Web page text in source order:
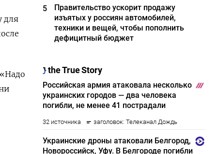
для
5
Правительство ускорит продажу
изъятых у россиян автомобилей,
техники и вещей, чтобы пополнить
дефицитный бюджет